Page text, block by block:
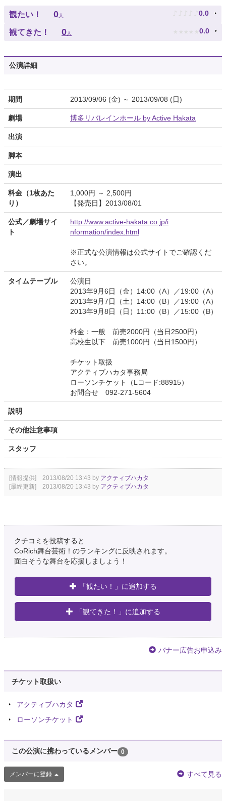
観たい！ 0人 ♪ ♪ ♪ ♪ ♪ 0.0
観てきた！ 0人 ★ ★ ★ ★ ★ 0.0
公演詳細
期間 2013/09/06 (金) ～ 2013/09/08 (日)
劇場 博多リバレインホール by Active Hakata
出演
脚本
演出
料金（1枚あた
り）
1,000円 ～ 2,500円
【発売日】2013/08/01
公式／劇場サイ
ト
http://www.active-hakata.co.jp/i
nformation/index.html
※正式な公演情報は公式サイトでご確認くだ
さい。
タイムテーブル
公演日
2013年9月6日（金）14:00（A）／19:00（A）
2013年9月7日（土）14:00（B）／19:00（A）
2013年9月8日（日）11:00（B）／15:00（B）
料金：一般 前売2000円（当日2500円）
高校生以下 前売1000円（当日1500円）
チケット取扱
アクティブハカタ事務局
ローソンチケット（Lコード:88915）
お問合せ 092-271-5604
説明
その他注意事項
スタッフ
[情報提供] 2013/08/20 13:43 by アクティブハカタ
[最終更新] 2013/08/20 13:43 by アクティブハカタ
クチコミを投稿すると
CoRich舞台芸術！のランキングに反映されます。
面白そうな舞台を応援しましょう！
「観たい！」に追加する
「観てきた！」に追加する
バナー広告お申込み
チケット取扱い
アクティブハカタ
ローソンチケット
この公演に携わっているメンバー 0
メンバーに登録 すべて見る